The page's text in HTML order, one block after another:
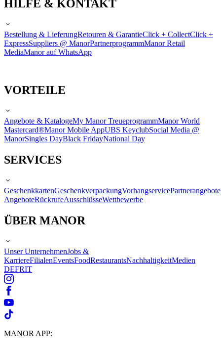
HILFE & KONTAKT
Bestellung & LieferungRetouren & GarantieClick + CollectClick +
ExpressSuppliers @ ManorPartnerprogrammManor Retail
MediaManor auf WhatsApp
VORTEILE
Angebote & KatalogeMy Manor TreueprogrammManor World
Mastercard®Manor Mobile AppUBS KeyclubSocial Media @
ManorSingles DayBlack FridayNational Day
SERVICES
GeschenkkartenGeschenkverpackungVorhangservicePartnerangebote
AngeboteRückrufeAusschlüsseWettbewerbe
ÜBER MANOR
Unser UnternehmenJobs &
KarriereFilialenEventsFoodRestaurantsNachhaltigkeitMedien
DEFRIT
MANOR APP: